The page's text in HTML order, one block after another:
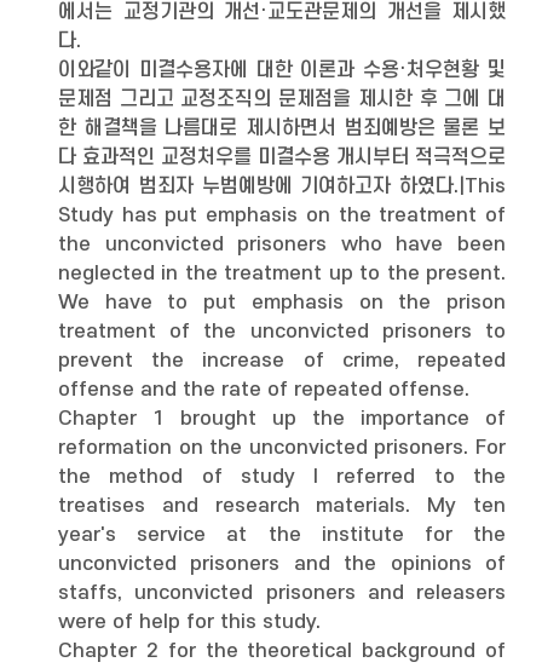
에서는 교정기관의 개선·교도관문제의 개선을 제시했
다.
이와같이 미결수용자에 대한 이론과 수용·처우현황 및
문제점 그리고 교정조직의 문제점을 제시한 후 그에 대
한 해결책을 나름대로 제시하면서 범죄예방은 물론 보
다 효과적인 교정처우를 미결수용 개시부터 적극적으로
시행하여 범죄자 누범예방에 기여하고자 하였다.|This
Study has put emphasis on the treatment of
the unconvicted prisoners who have been
neglected in the treatment up to the present.
We have to put emphasis on the prison
treatment of the unconvicted prisoners to
prevent the increase of crime, repeated
offense and the rate of repeated offense.
Chapter 1 brought up the importance of
reformation on the unconvicted prisoners. For
the method of study I referred to the
treatises and research materials. My ten
year's service at the institute for the
unconvicted prisoners and the opinions of
staffs, unconvicted prisoners and releasers
were of help for this study.
Chapter 2 for the theoretical background of